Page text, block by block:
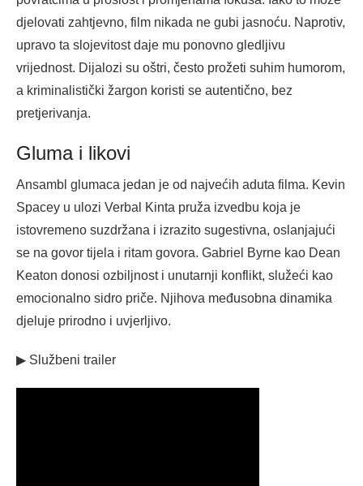
djelovati zahtjevno, film nikada ne gubi jasnoću. Naprotiv,
upravo ta slojevitost daje mu ponovno gledljivu
vrijednost. Dijalozi su oštri, često prožeti suhim humorom,
a kriminalistički žargon koristi se autentično, bez
pretjerivanja.
Gluma i likovi
Ansambl glumaca jedan je od najvećih aduta filma. Kevin
Spacey u ulozi Verbal Kinta pruža izvedbu koja je
istovremeno suzdržana i izrazito sugestivna, oslanjajući
se na govor tijela i ritam govora. Gabriel Byrne kao Dean
Keaton donosi ozbiljnost i unutarnji konflikt, služeći kao
emocionalno sidro priče. Njihova međusobna dinamika
djeluje prirodno i uvjerljivo.
▶ Službeni trailer